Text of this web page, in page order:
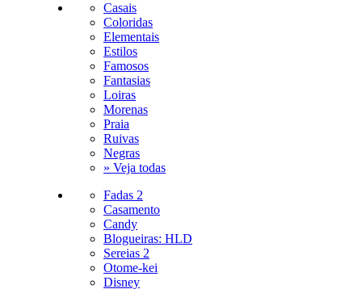
Casais
Coloridas
Elementais
Estilos
Famosos
Fantasias
Loiras
Morenas
Praia
Ruivas
Negras
» Veja todas
Fadas 2
Casamento
Candy
Blogueiras: HLD
Sereias 2
Otome-kei
Disney